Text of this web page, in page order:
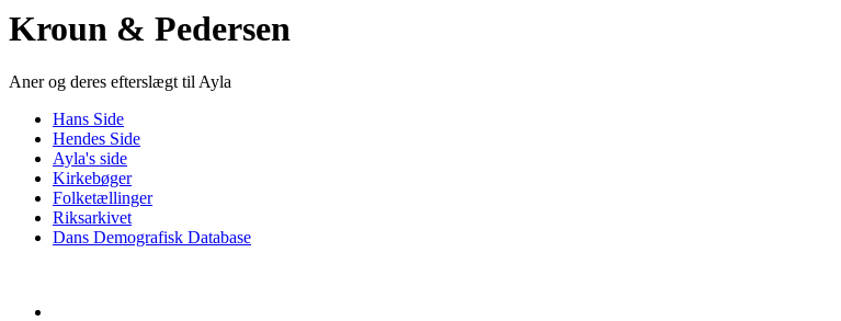
Kroun & Pedersen
Aner og deres efterslægt til Ayla
Hans Side
Hendes Side
Ayla's side
Kirkebøger
Folketællinger
Riksarkivet
Dans Demografisk Database